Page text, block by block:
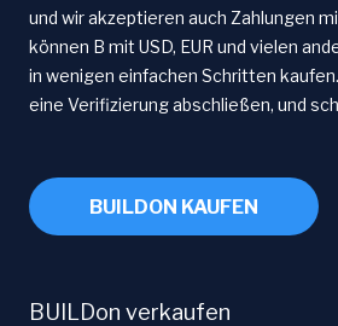
und wir akzeptieren auch Zahlungen
können B mit USD, EUR und vielen
in wenigen einfachen Schritten
eine Verifizierung abschließen, und
BUILDON KAUFEN
BUILDon verkaufen